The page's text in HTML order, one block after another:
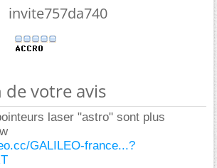
invite757da740
de votre avis
laser "astro" sont plus
GALILEO-france...?